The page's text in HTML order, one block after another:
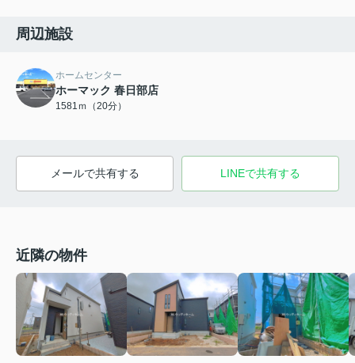
周辺施設
ホームセンター
ホーマック 春日部店
1581ｍ（20分）
メールで共有する LINEで共有する
近隣の物件